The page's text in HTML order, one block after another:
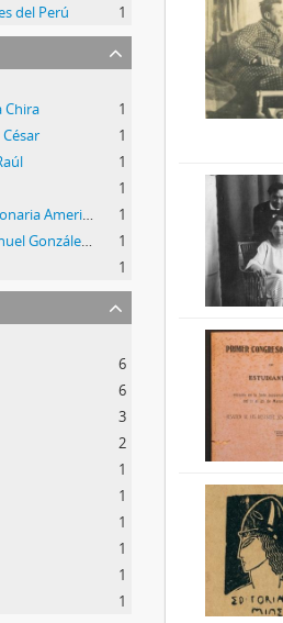
del Perú
1
Chira
1
1
1
1
Alianza Popular Revolucionaria Americana (APRA)
1
Universidad Popular Manuel González Prada
1
1
6
6
3
2
1
1
1
1
1
1